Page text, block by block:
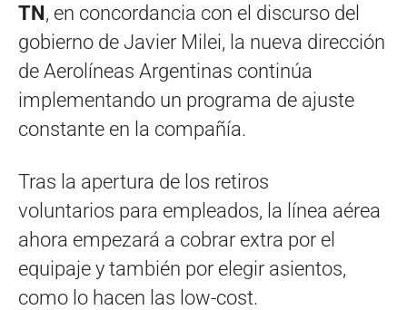
TN, en concordancia con el discurso del
gobierno de Javier Milei, la nueva dirección
de Aerolíneas Argentinas continúa
implementando un programa de ajuste
constante en la compañía.
Tras la apertura de los retiros
voluntarios para empleados, la línea aérea
ahora empezará a cobrar extra por el
equipaje y también por elegir asientos,
como lo hacen las low-cost.